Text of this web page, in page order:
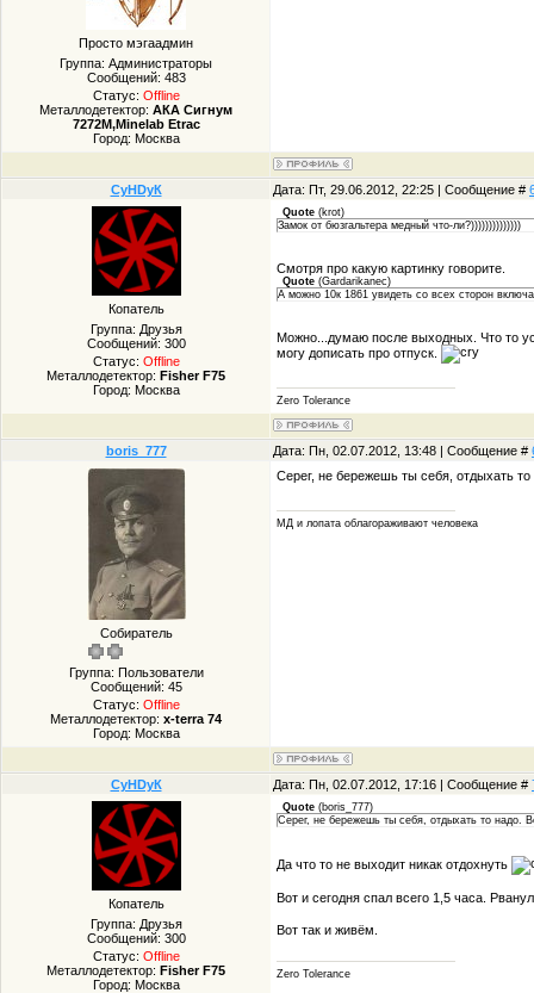
Просто мэгаадмин
Группа: Администраторы
Сообщений: 483
Статус: Offline
Металлодетектор: АКА Сигнум
7272М,Minelab Etrac
Город: Москва
СуHDуК Дата: Пт, 29.06.2012, 22:25 | Сообщение #
Копатель
Группа: Друзья
Сообщений: 300
Статус: Offline
Металлодетектор: Fisher F75
Город: Москва
Quote (krot)
Замок от бюзгальтера медный что-ли?))))))))))))))
Смотря про какую картинку говорите.
Quote (Gardarikanec)
А можно 10к 1861 увидеть со всех сторон
Можно...думаю после выходных. Что то
могу дописать про отпуск.
Zero Tolerance
boris_777 Дата: Пн, 02.07.2012, 13:48 | Сообщение #
Собиратель
Группа: Пользователи
Сообщений: 45
Статус: Offline
Металлодетектор: x-terra 74
Город: Москва
Серег, не бережешь ты себя, отдыхать
МД и лопата облагораживают человека
СуHDуК Дата: Пн, 02.07.2012, 17:16 | Сообщение #
Копатель
Группа: Друзья
Сообщений: 300
Статус: Offline
Металлодетектор: Fisher F75
Город: Москва
Quote (boris_777)
Серег, не бережешь ты себя, отдыхать то надо.
Да что то не выходит никак отдохнуть
Вот и сегодня спал всего 1,5 часа.
Вот так и живём.
Zero Tolerance